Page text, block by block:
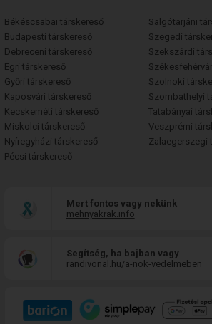
Békéscsabai társkereső
Budapesti társkereső
Debreceni társkereső
Egri társkereső
Győri társkereső
Kaposvári társkereső
Kecskeméti társkereső
Miskolci társkereső
Nyíregyházi társkereső
Pécsi társkereső
Salgótarjáni
Szegedi
Szekszárdi
Szolnoki
Szombathelyi
Tatabányai
Veszprémi
Zalaegerszegi
Mert fontos vagy nekünk
mehnyakrak.info
Segítség, ha bajban vagy
randivonal.hu/a-nok-vedelmeben